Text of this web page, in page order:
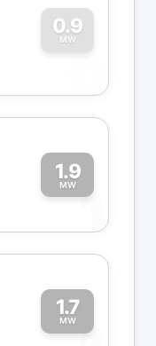
0.9
MW
0
1.9
MW1
1.7
MW